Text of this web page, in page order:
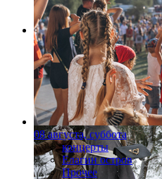
Фото: paradisegroup.ru
08 августа, суббота
концерты
Елагин остров
Прочее